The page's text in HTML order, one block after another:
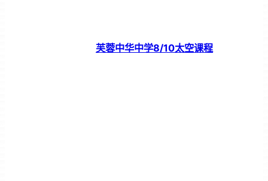
芙蓉中华中学8/10太空课程